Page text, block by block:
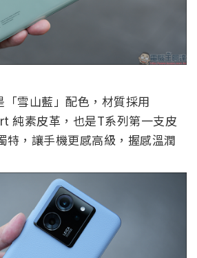
雪山藍」配色，材質採用
純素皮革，也是T系列第一支皮
特，讓手機更感高級，握感溫潤